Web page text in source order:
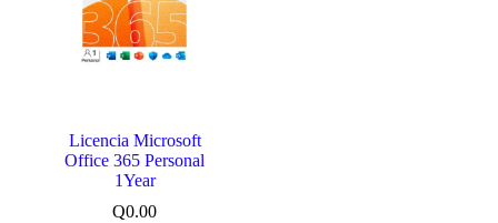
Licencia Microsoft
Office 365 Personal
1Year
Q0.00